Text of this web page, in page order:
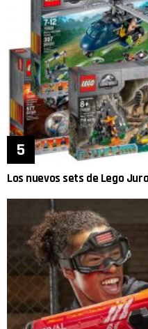
Los nuevos sets de Lego